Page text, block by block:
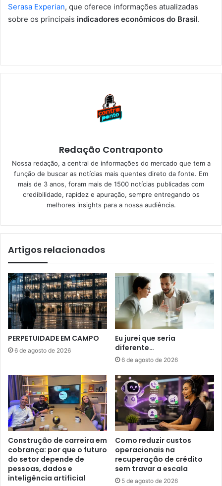
Serasa Experian, que oferece informações atualizadas
sobre os principais indicadores econômicos do Brasil.
Redação Contraponto
Nossa redação, a central de informações do mercado que tem a
função de buscar as notícias mais quentes direto da fonte. Em
mais de 3 anos, foram mais de 1500 notícias publicadas com
credibilidade, rapidez e apuração, sempre entregando os
melhores insights para a nossa audiência.
Artigos relacionados
PERPETUIDADE EM CAMPO
6 de agosto de 2026
Eu jurei que seria
diferente…
6 de agosto de 2026
Construção de carreira em
cobrança: por que o futuro
do setor depende de
pessoas, dados e
inteligência artificial
Como reduzir custos
operacionais na
recuperação de crédito
sem travar a escala
5 de agosto de 2026